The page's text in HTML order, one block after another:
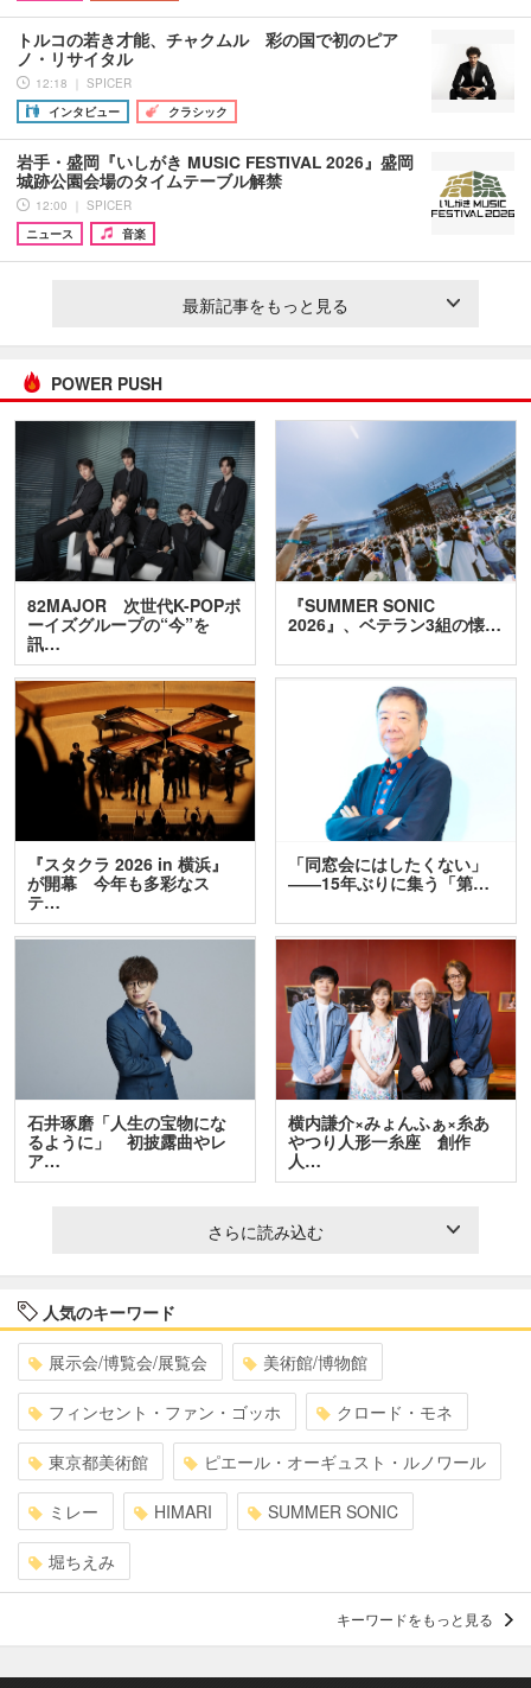
トルコの若き才能、チャクムル 彩の国で初のピア
ノ・リサイタル
12:18 ｜ SPICER
インタビュー
クラシック
岩手・盛岡『いしがき MUSIC FESTIVAL 2026』盛岡
城跡公園会場のタイムテーブル解禁
12:00 ｜ SPICER
ニュース
音楽
最新記事をもっと見る
POWER PUSH
82MAJOR 次世代K-POPボ
ーイズグループの“今”を
訊…
『SUMMER SONIC
2026』、ベテラン3組の懐…
『スタクラ 2026 in 横浜』
が開幕 今年も多彩なス
テ…
「同窓会にはしたくない」
――15年ぶりに集う「第…
石井琢磨「人生の宝物にな
るように」 初披露曲やレ
ア…
横内謙介×みょんふぁ×糸あ
やつり人形一糸座 創作
人…
さらに読み込む
人気のキーワード
展示会/博覧会/展覧会 美術館/博物館
フィンセント・ファン・ゴッホ クロード・モネ
東京都美術館 ピエール・オーギュスト・ルノワール
ミレー HIMARI SUMMER SONIC
堀ちえみ
キーワードをもっと見る